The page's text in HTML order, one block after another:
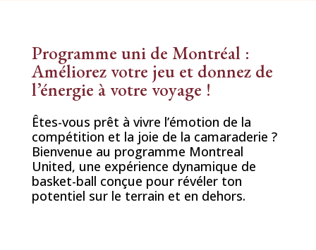
Programme uni de Montréal :
Améliorez votre jeu et donnez de
l’énergie à votre voyage !
Êtes-vous prêt à vivre l’émotion de la
compétition et la joie de la camaraderie ?
Bienvenue au programme Montreal
United, une expérience dynamique de
basket-ball conçue pour révéler ton
potentiel sur le terrain et en dehors.